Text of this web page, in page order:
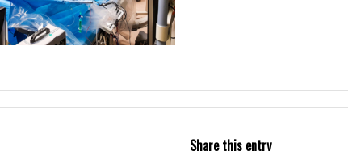
Share this entry